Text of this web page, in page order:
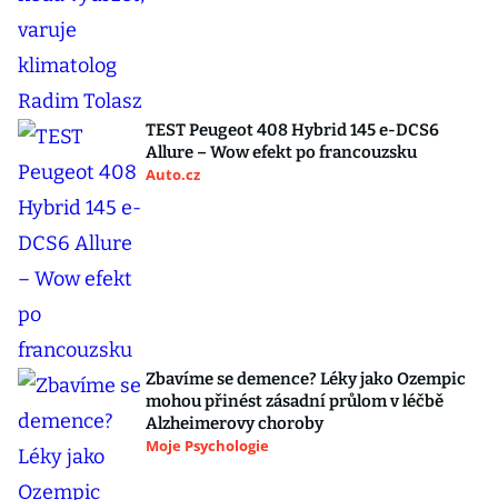
TEST Peugeot 408 Hybrid 145 e-DCS6
Allure – Wow efekt po francouzsku
Auto.cz
Zbavíme se demence? Léky jako Ozempic
mohou přinést zásadní průlom v léčbě
Alzheimerovy choroby
Moje Psychologie